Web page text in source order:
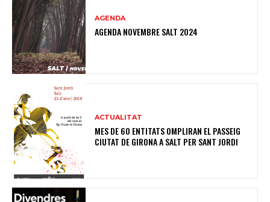
AGENDA
AGENDA NOVEMBRE SALT 2024
ACTUALITAT
MES DE 60 ENTITATS OMPLIRAN EL PASSEIG
CIUTAT DE GIRONA A SALT PER SANT JORDI